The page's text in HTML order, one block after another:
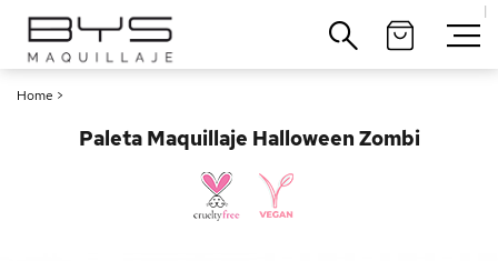
|
Home >
Paleta Maquillaje Halloween Zombi
Cerrar